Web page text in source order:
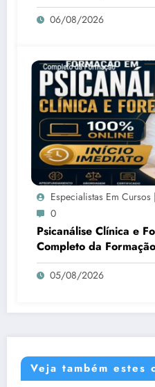
06/08/2026
Especialistas Em
0
Psicanálise Clínica e
Completo da Formação
05/08/2026
Veja também estes